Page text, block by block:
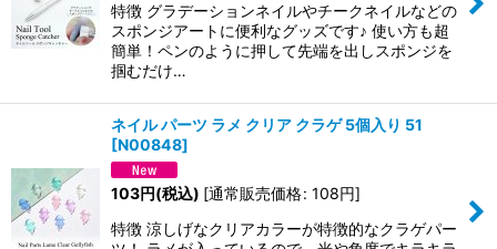
特徴 グラデーションネイルやチークネイルなどの
スポンジアートに便利なグッズです♪ 使い方も超
簡単！ペンのように押して先端を出しスポンジを
掴むだけ…
ネイル パーツ ラメ クリア クラゲ 5個入り 51
[N00848]
103円(税込) [通常販売価格: 108円]
特徴 涼しげなクリアカラーが特徴的なクラゲパー